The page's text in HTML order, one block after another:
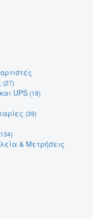
(27)
UPS (18)
(39)
& Μετρήσεις